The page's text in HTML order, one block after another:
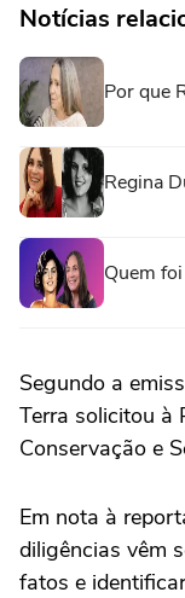
Notícias
Por que
Regina
Quem
Segundo a
Terra solicitou à
Conservação e
Em nota à
diligências vêm
fatos e